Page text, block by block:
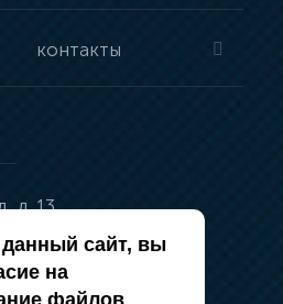
контакты
д. 13
сайт, вы
на
файлов